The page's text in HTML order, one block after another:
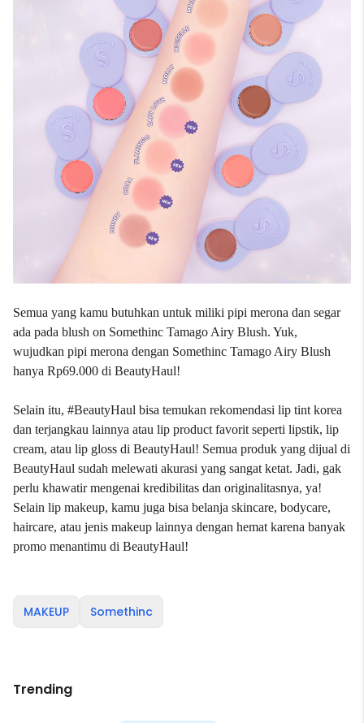
Semua yang kamu butuhkan untuk miliki pipi merona dan segar
ada pada blush on Somethinc Tamago Airy Blush. Yuk,
wujudkan pipi merona dengan Somethinc Tamago Airy Blush
hanya Rp69.000 di BeautyHaul!
Selain itu, #BeautyHaul bisa temukan rekomendasi lip tint korea
dan terjangkau lainnya atau lip product favorit seperti lipstik, lip
cream, atau lip gloss di BeautyHaul! Semua produk yang dijual di
BeautyHaul sudah melewati akurasi yang sangat ketat. Jadi, gak
perlu khawatir mengenai kredibilitas dan originalitasnya, ya!
Selain lip makeup, kamu juga bisa belanja skincare, bodycare,
haircare, atau jenis makeup lainnya dengan hemat karena banyak
promo menantimu di BeautyHaul!
MAKEUP Somethinc
Trending